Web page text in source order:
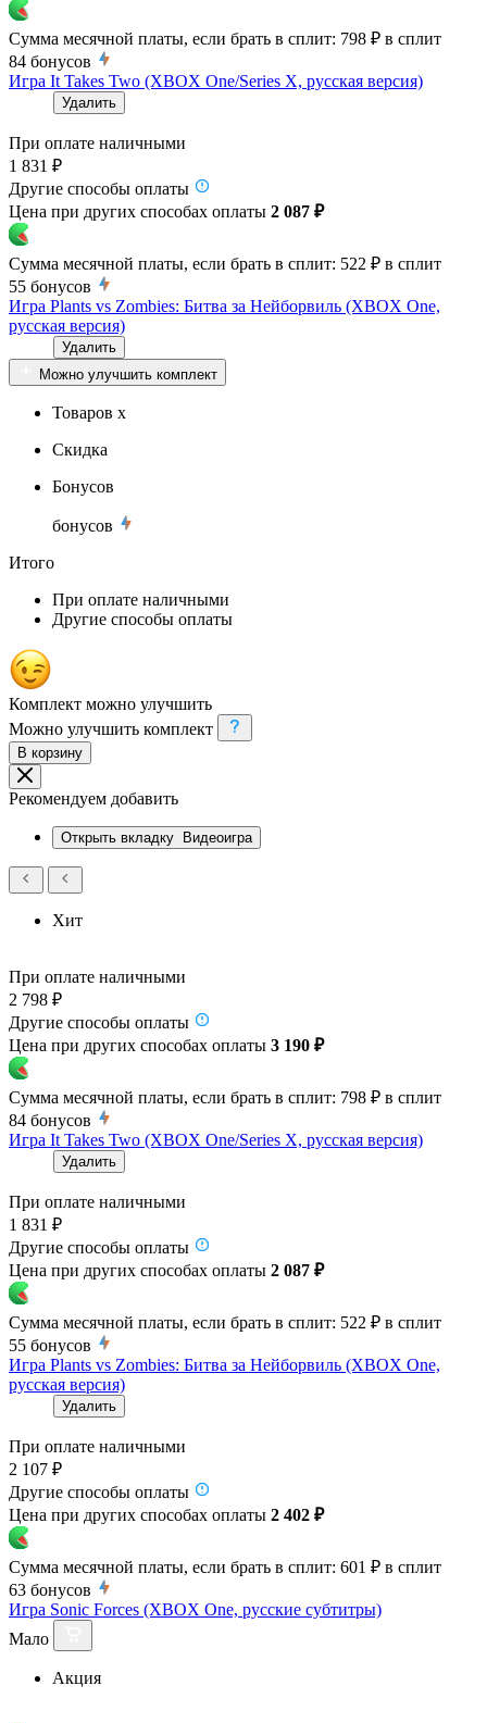
Сумма месячной платы, если брать в сплит: 798 ₽ в сплит
84 бонусов
Игра It Takes Two (XBOX One/Series X, русская версия)
Удалить
При оплате наличными
1 831 ₽
Другие способы оплаты
Цена при других способах оплаты 2 087 ₽
Сумма месячной платы, если брать в сплит: 522 ₽ в сплит
55 бонусов
Игра Plants vs Zombies: Битва за Нейборвиль (XBOX One,
русская версия)
Удалить
Можно улучшить комплект
Товаров x
Скидка
Бонусов
бонусов
Итого
При оплате наличными
Другие способы оплаты
Комплект можно улучшить
Можно улучшить комплект
В корзину
Рекомендуем добавить
Открыть вкладку Видеоигра
Хит
При оплате наличными
2 798 ₽
Другие способы оплаты
Цена при других способах оплаты 3 190 ₽
Сумма месячной платы, если брать в сплит: 798 ₽ в сплит
84 бонусов
Игра It Takes Two (XBOX One/Series X, русская версия)
Удалить
При оплате наличными
1 831 ₽
Другие способы оплаты
Цена при других способах оплаты 2 087 ₽
Сумма месячной платы, если брать в сплит: 522 ₽ в сплит
55 бонусов
Игра Plants vs Zombies: Битва за Нейборвиль (XBOX One,
русская версия)
Удалить
При оплате наличными
2 107 ₽
Другие способы оплаты
Цена при других способах оплаты 2 402 ₽
Сумма месячной платы, если брать в сплит: 601 ₽ в сплит
63 бонусов
Игра Sonic Forces (XBOX One, русские субтитры)
Мало
Акция